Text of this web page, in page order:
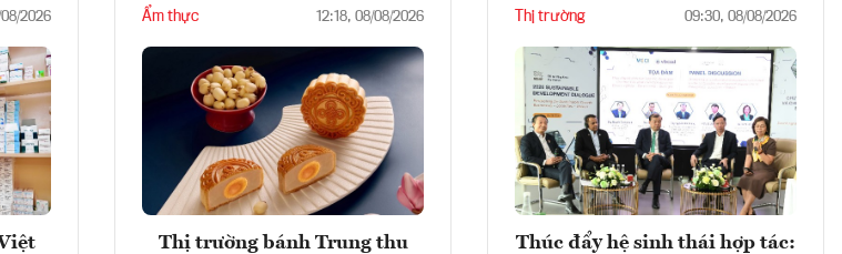
2026 Ẩm thực 12:18, 08/08/2026
Thị trường bánh Trung thu
Thị trường 09:30, 08/08/2026
Thúc đẩy hệ sinh thái hợp tác: